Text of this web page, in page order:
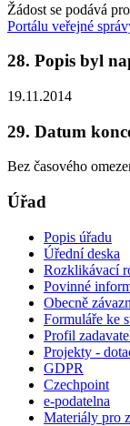
Žádost se podává
Portálu veřejné
28. Popis byl
19.11.2014
29. Datum
Bez časového
Úřad
Popis úřadu
Úřední deska
Rozklikávací
Povinné
Obecně
Formuláře ke
Profil
Projekty -
GDPR
Czechpoint
e-podatelna
Materiály pro